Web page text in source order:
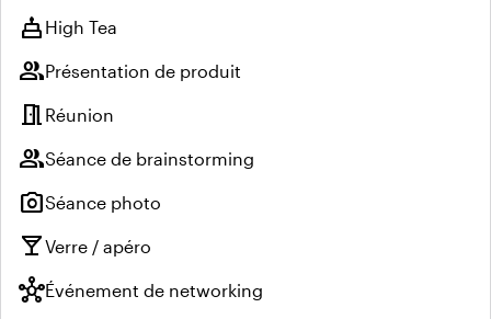
cake High Tea
groupPrésentation de produit
meeting_room Réunion
groupSéance de brainstorming
photo_cameraSéance photo
local_barVerre / apéro
hubÉvénement de networking